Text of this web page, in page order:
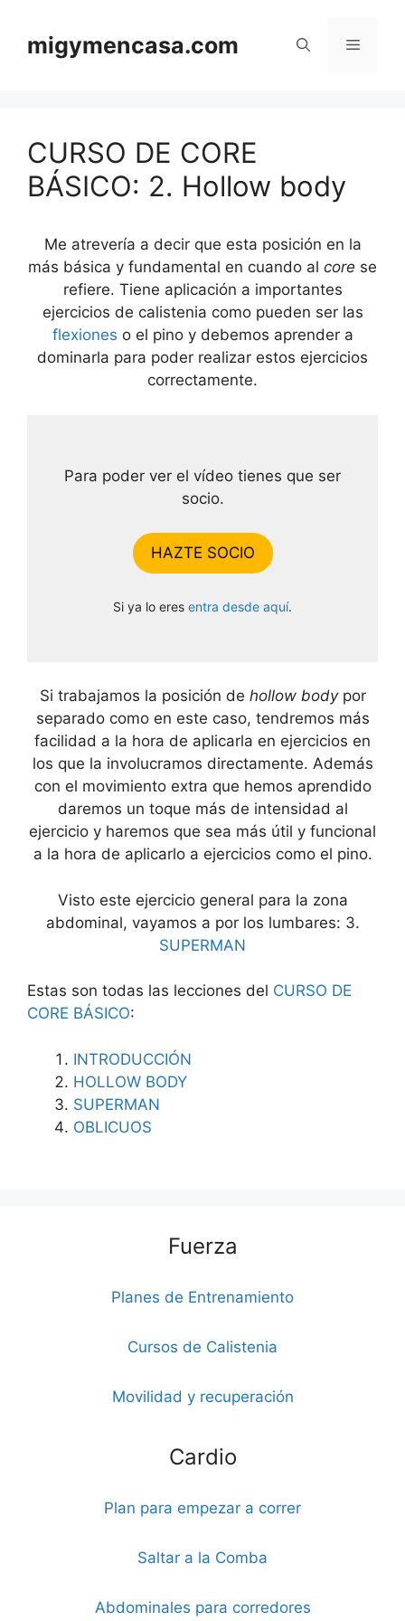
contenido
migymencasa.com Menú
CURSO DE CORE
BÁSICO: 2. Hollow body
Me atrevería a decir que esta posición en la
más básica y fundamental en cuando al core se
refiere. Tiene aplicación a importantes
ejercicios de calistenia como pueden ser las
flexiones o el pino y debemos aprender a
dominarla para poder realizar estos ejercicios
correctamente.
Para poder ver el vídeo tienes que ser
socio.
HAZTE SOCIO
Si ya lo eres entra desde aquí.
Si trabajamos la posición de hollow bodypor
separado como en este caso, tendremos más
facilidad a la hora de aplicarla en ejercicios en
los que la involucramos directamente. Además
con el movimiento extra que hemos aprendido
daremos un toque más de intensidad al
ejercicio y haremos que sea más útil y funcional
a la hora de aplicarlo a ejercicios como el pino.
Visto este ejercicio general para la zona
abdominal, vayamos a por los lumbares: 3.
SUPERMAN
Estas son todas las lecciones del CURSO DE
CORE BÁSICO:
INTRODUCCIÓN
HOLLOW BODY
SUPERMAN
OBLICUOS
Fuerza
Planes de Entrenamiento
Cursos de Calistenia
Movilidad y recuperación
Cardio
Plan para empezar a correr
Saltar a la Comba
Abdominales para corredores